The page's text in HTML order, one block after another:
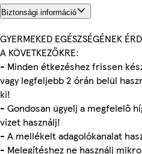
Biztonsági információ
GYERMEKED EGÉSZSÉGÉNEK
A KÖVETKEZŐKRE:
- Minden étkezéshez frissen
vagy legfeljebb 2 órán belül
ki!
- Gondosan ügyelj a megfelelő
vizet használj!
- A mellékelt adagolókanalat
- Melegítéshez ne használj